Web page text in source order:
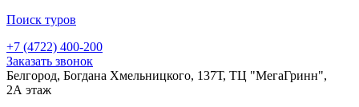
Поиск туров
+7 (4722) 400-200
Заказать звонок
Белгород, Богдана Хмельницкого, 137Т, ТЦ "МегаГринн",
2А этаж